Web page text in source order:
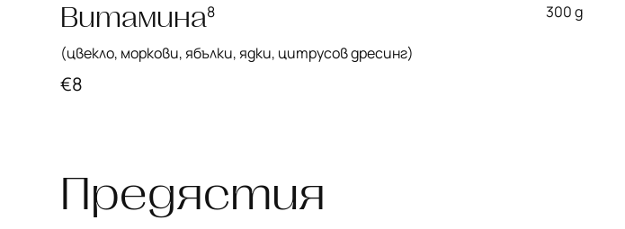
Витамина8 300 g
(цвекло, моркови, ябълки, ядки, цитрусов дресинг)
€8
Предястия